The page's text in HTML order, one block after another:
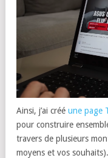
Ainsi, j’ai créé une page
pour construire
travers de plusieurs
moyens et vos